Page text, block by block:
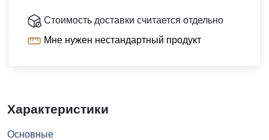
Стоимость доставки считается отдельно
Мне нужен нестандартный продукт
Характеристики
Основные